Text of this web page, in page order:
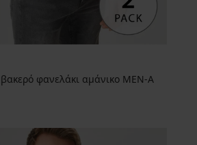
φανελάκι αμάνικο MEN-A